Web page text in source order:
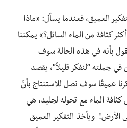
العميق، فعندما يسأل: «ماذا
كثافة من الماء السائل؟» يمكننا
بأنه في هذه الحالة سوف
جملته “لنفكر قليلاً”، يقصد
عميقًا سوف نصل للاستنتاج بأنّ
الماء مع تحوله لجليد، هي
الأرض! ويأخذ التفكير العميق